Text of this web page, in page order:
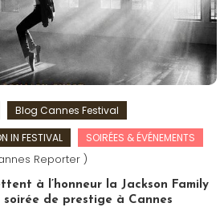
Blog Cannes Festival
IN FESTIVAL SOIRÉES & ÉVÉNEMENTS
Reporter )
à l’honneur la Jackson Family
soirée de prestige à Cannes